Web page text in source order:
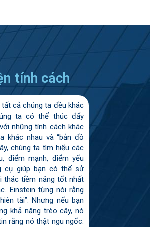
tính cách
cả chúng ta đều khác
ta có thể thúc đẩy
những tính cách khác
khác nhau và “bản đồ
chúng ta tìm hiểu các
điểm mạnh, điểm yếu
cụ giúp bạn có thể sử
thác tiềm năng tốt nhất
Einstein từng nói rằng
tài”. Nhưng nếu bạn
khả năng trèo cây, nó
rằng nó thật ngu ngốc.